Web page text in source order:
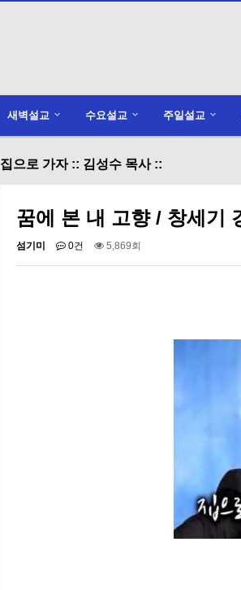
새벽설교 수요설교 주일설교
집으로 가자 :: 김성수 목사 ::
꿈에 본 내 고향 / 창세기
섬기미 0건 5,869회